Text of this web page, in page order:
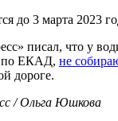
до 3 марта 2023
писал, что у
по ЕКАД, не
дороге.
/ Ольга Юшкова